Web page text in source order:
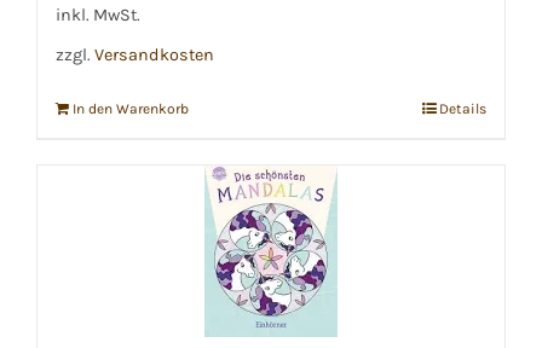
inkl. MwSt.
zzgl. Versandkosten
In den Warenkorb Details